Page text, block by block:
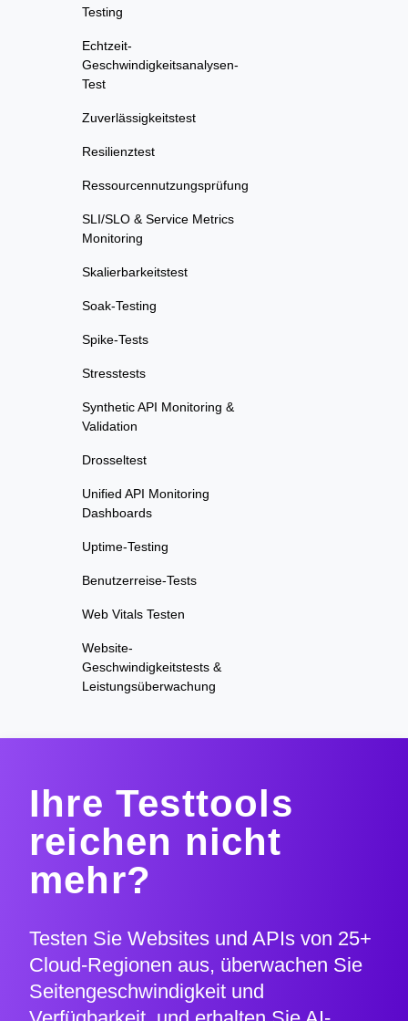
Testing
Echtzeit-
Geschwindigkeitsanalysen-
Test
Zuverlässigkeitstest
Resilienztest
Ressourcennutzungsprüfung
SLI/SLO & Service Metrics
Monitoring
Skalierbarkeitstest
Soak-Testing
Spike-Tests
Stresstests
Synthetic API Monitoring &
Validation
Drosseltest
Unified API Monitoring
Dashboards
Uptime-Testing
Benutzerreise-Tests
Web Vitals Testen
Website-
Geschwindigkeitstests &
Leistungsüberwachung
Ihre Testtools
reichen nicht
mehr?
Testen Sie Websites und APIs von 25+
Cloud-Regionen aus, überwachen Sie
Seitengeschwindigkeit und